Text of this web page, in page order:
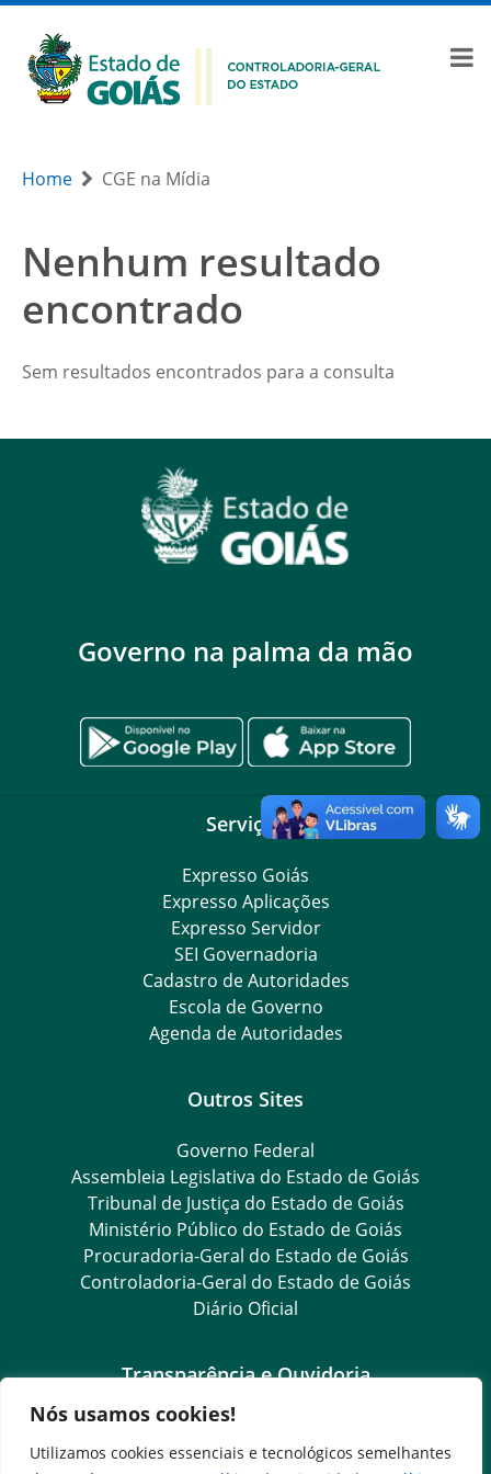
Nós usamos cookies!
Utilizamos cookies essenciais e tecnológicos semelhantes
Home CGE na Mídia
Nenhum resultado
encontrado
Sem resultados encontrados para a consulta
Governo na palma da mão
Serviços
Expresso Goiás
Expresso Aplicações
Expresso Servidor
SEI Governadoria
Cadastro de Autoridades
Escola de Governo
Agenda de Autoridades
Outros Sites
Governo Federal
Assembleia Legislativa do Estado de Goiás
Tribunal de Justiça do Estado de Goiás
Ministério Público do Estado de Goiás
Procuradoria-Geral do Estado de Goiás
Controladoria-Geral do Estado de Goiás
Diário Oficial
Transparência e Ouvidoria
LGPD
Goiás Transparência